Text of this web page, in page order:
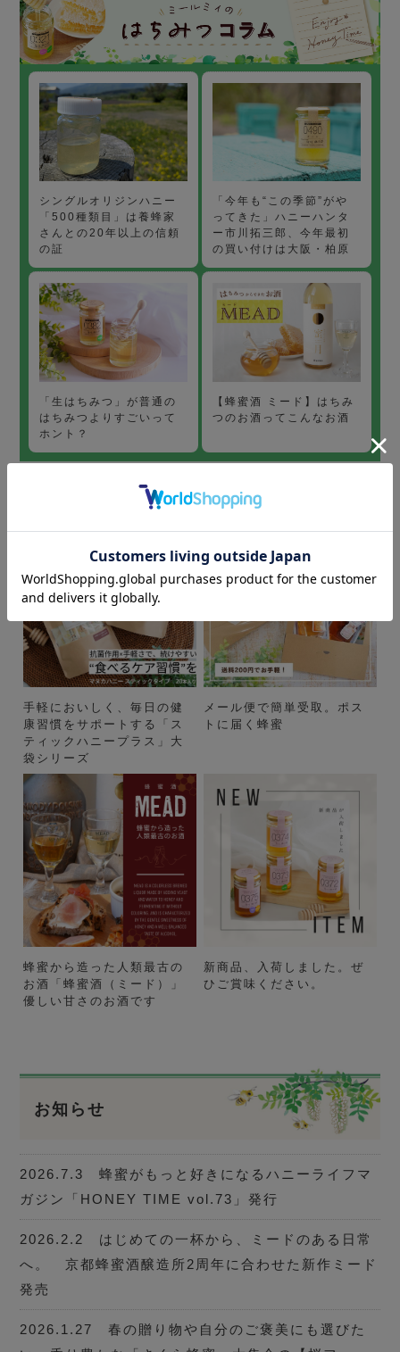
シングルオリジンハニー
「500種類目」は養蜂家
さんとの20年以上の信頼
の証
「今年も“この季節”がや
ってきた」ハニーハンタ
ー市川拓三郎、今年最初
の買い付けは大阪・柏原
「生はちみつ」が普通の
はちみつよりすごいって
ホント？
【蜂蜜酒 ミード】はちみ
つのお酒ってこんなお酒
手軽においしく、毎日の健
康習慣をサポートする「ス
ティックハニープラス」大
袋シリーズ
メール便で簡単受取。ポス
トに届く蜂蜜
蜂蜜から造った人類最古の
お酒「蜂蜜酒（ミード）」
優しい甘さのお酒です
新商品、入荷しました。ぜ
ひご賞味ください。
お知らせ
2026.7.3 蜂蜜がもっと好きになるハニーライフマ
ガジン「HONEY TIME vol.73」発行
2026.2.2 はじめての一杯から、ミードのある日常
へ。 京都蜂蜜酒醸造所2周年に合わせた新作ミード
発売
2026.1.27 春の贈り物や自分のご褒美にも選びた